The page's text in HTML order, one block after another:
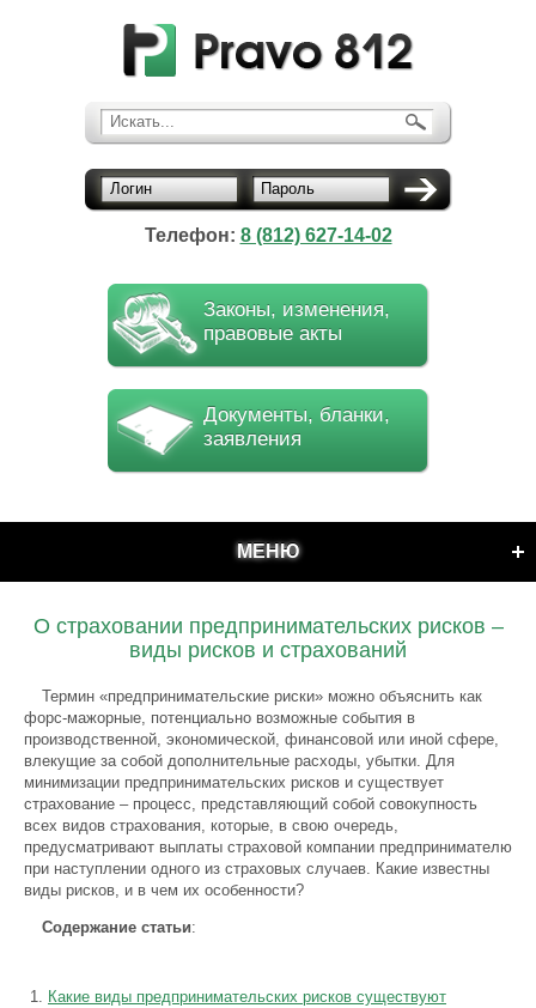
Искать...
Логин Пароль
Телефон: 8 (812) 627-14-02
Законы, изменения,
правовые акты
Документы, бланки,
заявления
МЕНЮ
О страховании предпринимательских рисков –
виды рисков и страхований
Термин «предпринимательские риски» можно объяснить как
форс-мажорные, потенциально возможные события в
производственной, экономической, финансовой или иной сфере,
влекущие за собой дополнительные расходы, убытки. Для
минимизации предпринимательских рисков и существует
страхование – процесс, представляющий собой совокупность
всех видов страхования, которые, в свою очередь,
предусматривают выплаты страховой компании предпринимателю
при наступлении одного из страховых случаев. Какие известны
виды рисков, и в чем их особенности?
Содержание статьи:
Какие виды предпринимательских рисков существуют